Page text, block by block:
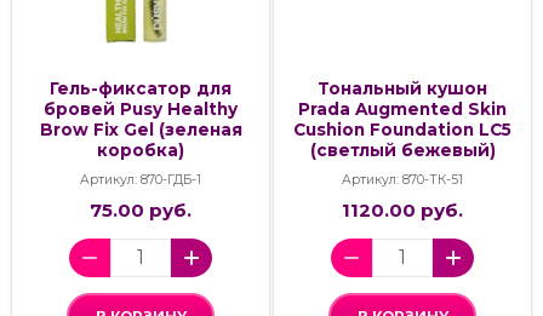
Гель-фиксатор для
бровей Pusy Healthy
Brow Fix Gel (зеленая
коробка)
Артикул: 870-ГДБ-1
75.00 руб.
Тональный кушон
Prada Augmented Skin
Cushion Foundation LC5
(светлый бежевый)
Артикул: 870-ТК-51
1120.00 руб.